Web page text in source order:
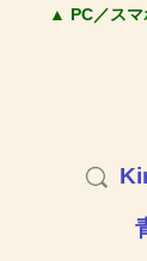
▲ PC／スマ